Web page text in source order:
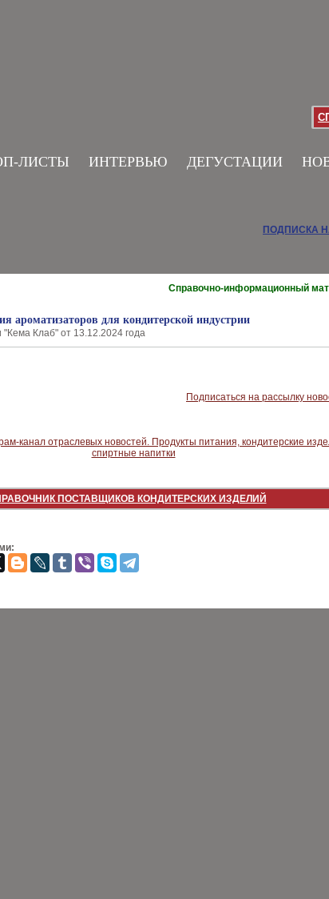
ЛИСТЫ ИНТЕРВЬЮ ДЕГУСТАЦИИ
ПОДПИСКА
Справочно-информационный
ароматизаторов для кондитерской индустрии
"Кема Клаб" от 13.12.2024 года
Подписаться на рассылку
ПОСТАВЩИКОВ КОНДИТЕРСКИХ ИЗДЕЛИЙ